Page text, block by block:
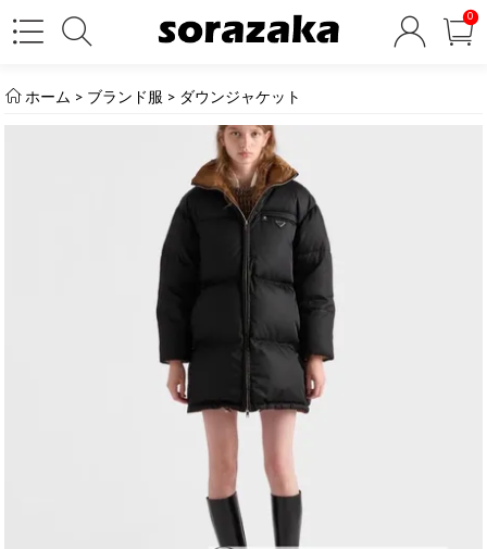
0
ホーム > ブランド服 > ダウンジャケット